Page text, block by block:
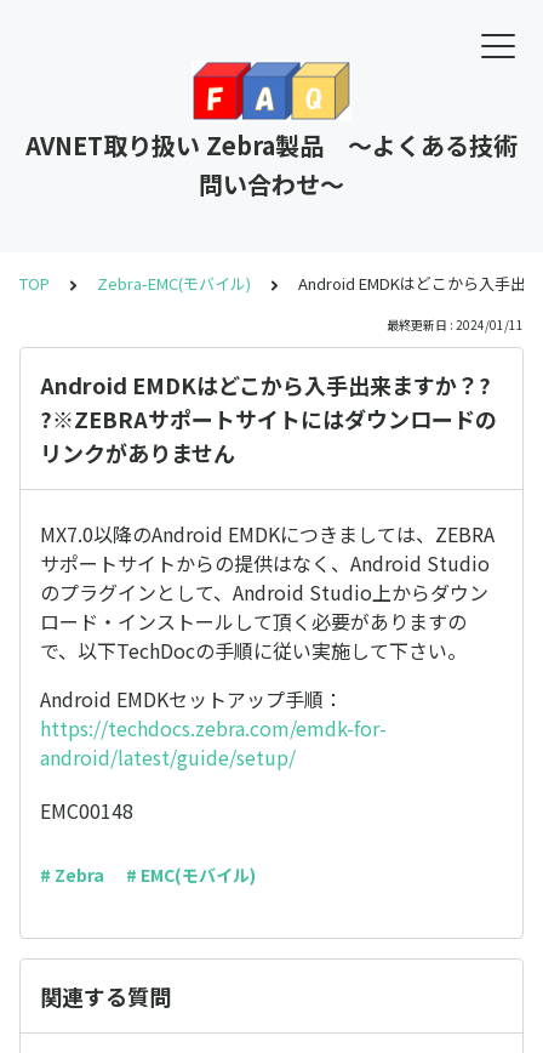
AVNET取り扱い Zebra製品 ～よくある技術
問い合わせ～
TOP Zebra-EMC(モバイル) Android EMDKはどこから入手出
最終更新日 : 2024/01/11
Android EMDKはどこから入手出来ますか？?
?※ZEBRAサポートサイトにはダウンロードの
リンクがありません
MX7.0以降のAndroid EMDKにつきましては、ZEBRA
サポートサイトからの提供はなく、Android Studio
のプラグインとして、Android Studio上からダウン
ロード・インストールして頂く必要がありますの
で、以下TechDocの手順に従い実施して下さい。
Android EMDKセットアップ手順：
https://techdocs.zebra.com/emdk-for-
android/latest/guide/setup/
EMC00148
# Zebra # EMC(モバイル)
関連する質問